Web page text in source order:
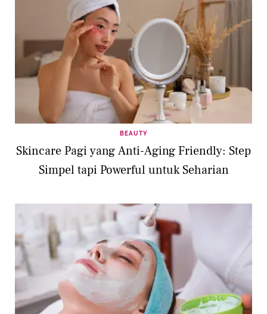
BEAUTY
Skincare Pagi yang Anti-Aging Friendly: Step
Simpel tapi Powerful untuk Seharian